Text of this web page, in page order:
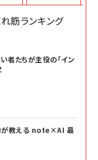
筋ランキング
者たちが主役の「イン
が教える note×AI 最